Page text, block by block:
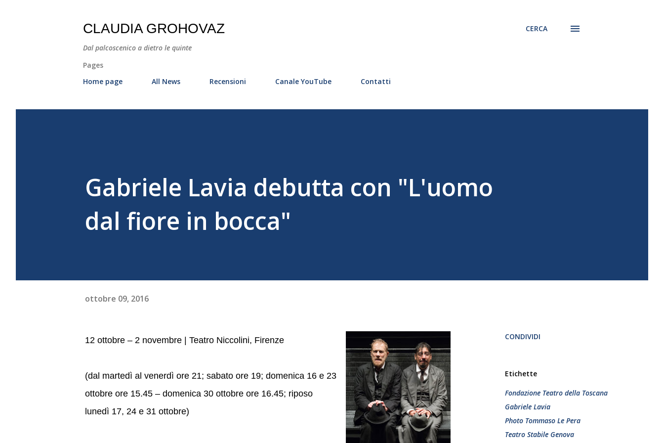
CLAUDIA GROHOVAZ
Dal palcoscenico a dietro le quinte
CERCA
Pages
Home page
All News Recensioni Canale YouTube Contatti
Gabriele Lavia debutta con "L'uomo
dal fiore in bocca"
ottobre 09, 2016
12 ottobre – 2 novembre | Teatro Niccolini, Firenze
(dal martedì al venerdì ore 21; sabato ore 19; domenica 16 e 23
ottobre ore 15.45 – domenica 30 ottobre ore 16.45; riposo
lunedì 17, 24 e 31 ottobre)
CONDIVIDI
Etichette
Fondazione Teatro della Toscana
Gabriele Lavia
Photo Tommaso Le Pera
Teatro Stabile Genova